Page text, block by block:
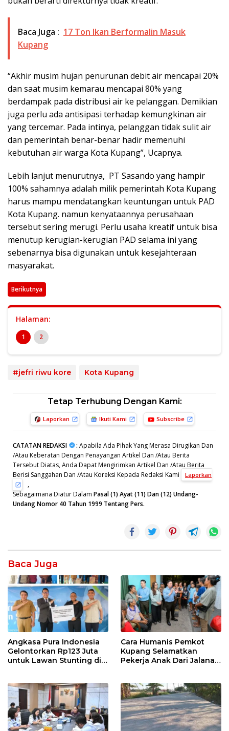
Baca Juga : 17 Ton Ikan Berformalin Masuk
Kupang
“Akhir musim hujan penurunan debit air mencapai 20%
dan saat musim kemarau mencapai 80% yang
berdampak pada distribusi air ke pelanggan. Demikian
juga perlu ada antisipasi terhadap kemungkinan air
yang tercemar. Pada intinya, pelanggan tidak sulit air
dan pemerintah benar-benar hadir memenuhi
kebutuhan air warga Kota Kupang”, Ucapnya.
Lebih lanjut menurutnya, PT Sasando yang hampir
100% sahamnya adalah milik pemerintah Kota Kupang
harus mampu mendatangkan keuntungan untuk PAD
Kota Kupang. namun kenyataannya perusahaan
tersebut sering merugi. Perlu usaha kreatif untuk bisa
menutup kerugian-kerugian PAD selama ini yang
sebenarnya bisa digunakan untuk kesejahteraan
masyarakat.
Berikutnya
Halaman:
1 2
#jefri riwu kore Kota Kupang
Tetap Terhubung Dengan Kami:
Laporkan Ikuti Kami Subscribe
CATATAN REDAKSI : Apabila Ada Pihak Yang Merasa Dirugikan Dan
/Atau Keberatan Dengan Penayangan Artikel Dan /Atau Berita
Tersebut Diatas, Anda Dapat Mengirimkan Artikel Dan /Atau Berita
Berisi Sanggahan Dan /Atau Koreksi Kepada Redaksi Kami
Laporkan
,
Sebagaimana Diatur Dalam Pasal (1) Ayat (11) Dan (12) Undang-
Undang Nomor 40 Tahun 1999 Tentang Pers.
Baca Juga
Angkasa Pura Indonesia
Gelontorkan Rp123 Juta
untuk Lawan Stunting di
Cara Humanis Pemkot
Kupang Selamatkan
Pekerja Anak Dari Jalanan